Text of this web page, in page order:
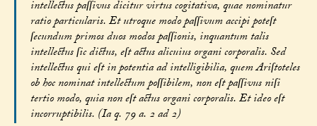
intellectus paſſivus dicitur virtus cogitativa, quae nominatur
ratio particularis. Et utroque modo paſſivum accipi poteſt
ſecundum primos duos modos paſſionis, inquantum talis
intellectus ſic dictus, eſt actus alicuius organi corporalis. Sed
intellectus qui eſt in potentia ad intelligibilia, quem Ariſtoteles
ob hoc nominat intellectum poſſibilem, non eſt paſſivus niſi
tertio modo, quia non eſt actus organi corporalis. Et ideo eſt
incorruptibilis. (Ia q. 79 a. 2 ad 2)